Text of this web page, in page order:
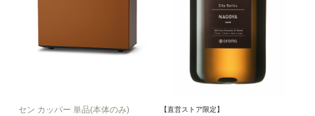
セン カッパー 単品(本体のみ) 【直営ストア限定】